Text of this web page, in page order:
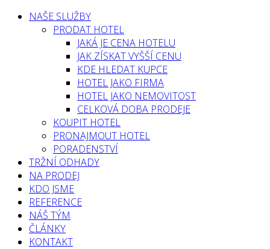
NAŠE SLUŽBY
PRODAT HOTEL
JAKÁ JE CENA HOTELU
JAK ZÍSKAT VYŠŠÍ CENU
KDE HLEDAT KUPCE
HOTEL JAKO FIRMA
HOTEL JAKO NEMOVITOST
CELKOVÁ DOBA PRODEJE
KOUPIT HOTEL
PRONAJMOUT HOTEL
PORADENSTVÍ
TRŽNÍ ODHADY
NA PRODEJ
KDO JSME
REFERENCE
NÁŠ TÝM
ČLÁNKY
KONTAKT